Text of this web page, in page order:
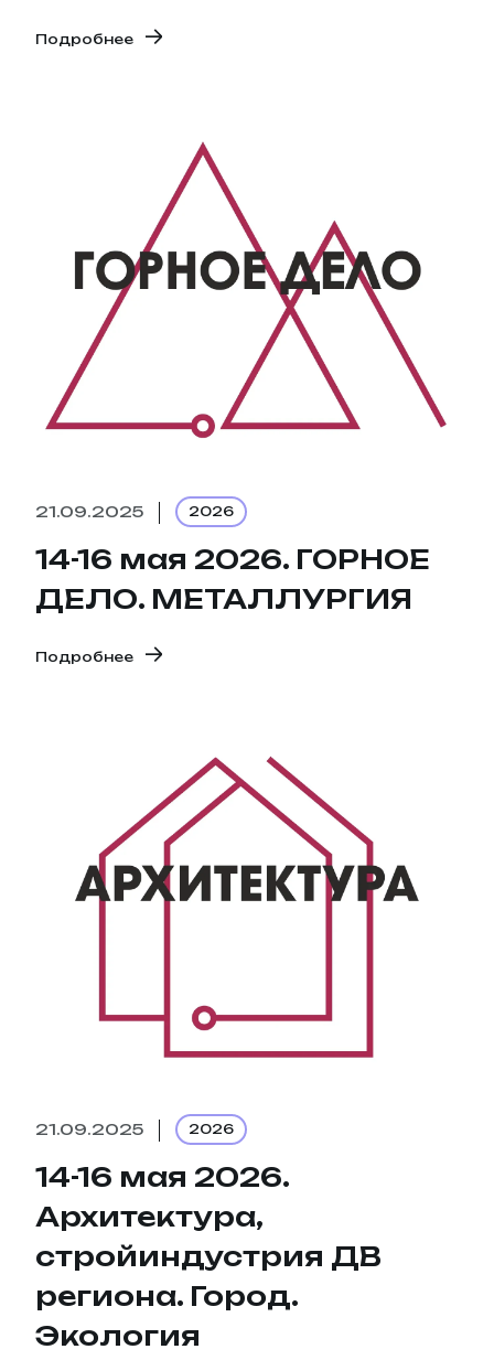
Подробнее
21.09.2025 2026
14-16 мая 2026. ГОРНОЕ
ДЕЛО. МЕТАЛЛУРГИЯ
Подробнее
21.09.2025 2026
14-16 мая 2026.
Архитектура,
стройиндустрия ДВ
региона. Город.
Экология